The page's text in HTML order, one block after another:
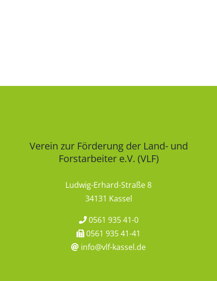
Verein zur Förderung der Land- und
Forstarbeiter e.V. (VLF)
Ludwig-Erhard-Straße 8
34131 Kassel
0561 935 41-0
0561 935 41-41
info@vlf-kassel.de